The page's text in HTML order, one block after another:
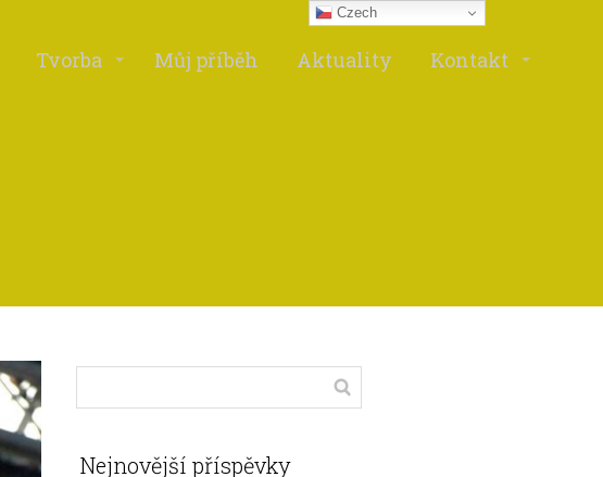
Tvorba Můj příběh Aktuality Kontakt
Nejnovější příspěvky
Czech